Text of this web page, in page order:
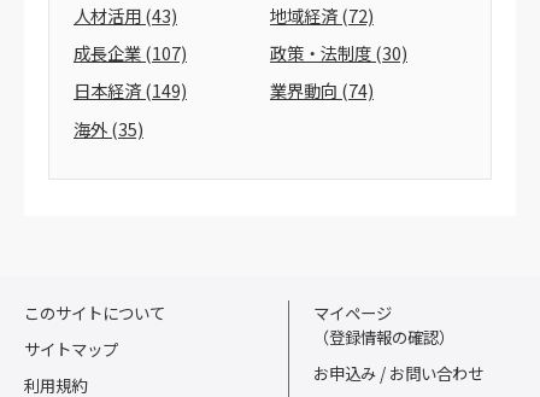
人材活用(43) 地域経済(72)
成長企業(107) 政策・法制度(30)
日本経済(149) 業界動向 (74)
海外(35)
このサイトについて
サイトマップ
利用規約
マイページ
（登録情報の確認）
お申込み / お問い合わせ